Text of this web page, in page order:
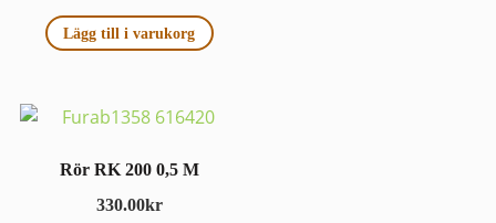
Lägg till i varukorg
Rör RK 200 0,5 M
330.00kr